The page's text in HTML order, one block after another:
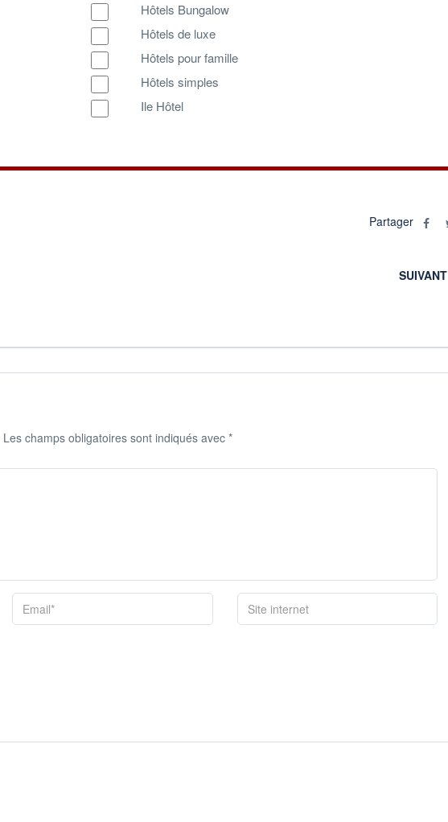
Hôtels Bungalow
Hôtels de luxe
Hôtels pour famille
Hôtels simples
Ile Hôtel
Partager
SUIVANT
Les champs obligatoires sont indiqués avec *